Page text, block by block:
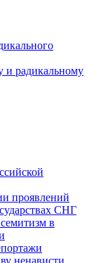
и радикальному
проявлений
СНГ
в
ненависти